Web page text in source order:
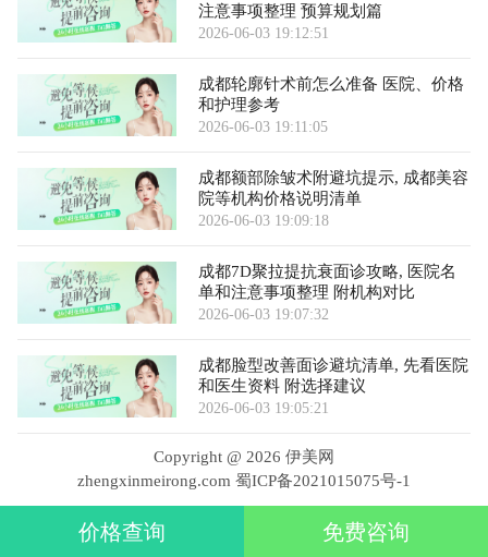
注意事项整理 预算规划篇
2026-06-03 19:12:51
成都轮廓针术前怎么准备 医院、价格
和护理参考
2026-06-03 19:11:05
成都额部除皱术附避坑提示, 成都美容
院等机构价格说明清单
2026-06-03 19:09:18
成都7D聚拉提抗衰面诊攻略, 医院名
单和注意事项整理 附机构对比
2026-06-03 19:07:32
成都脸型改善面诊避坑清单, 先看医院
和医生资料 附选择建议
2026-06-03 19:05:21
Copyright @ 2026 伊美网
zhengxinmeirong.com 蜀ICP备2021015075号-1
价格查询 免费咨询